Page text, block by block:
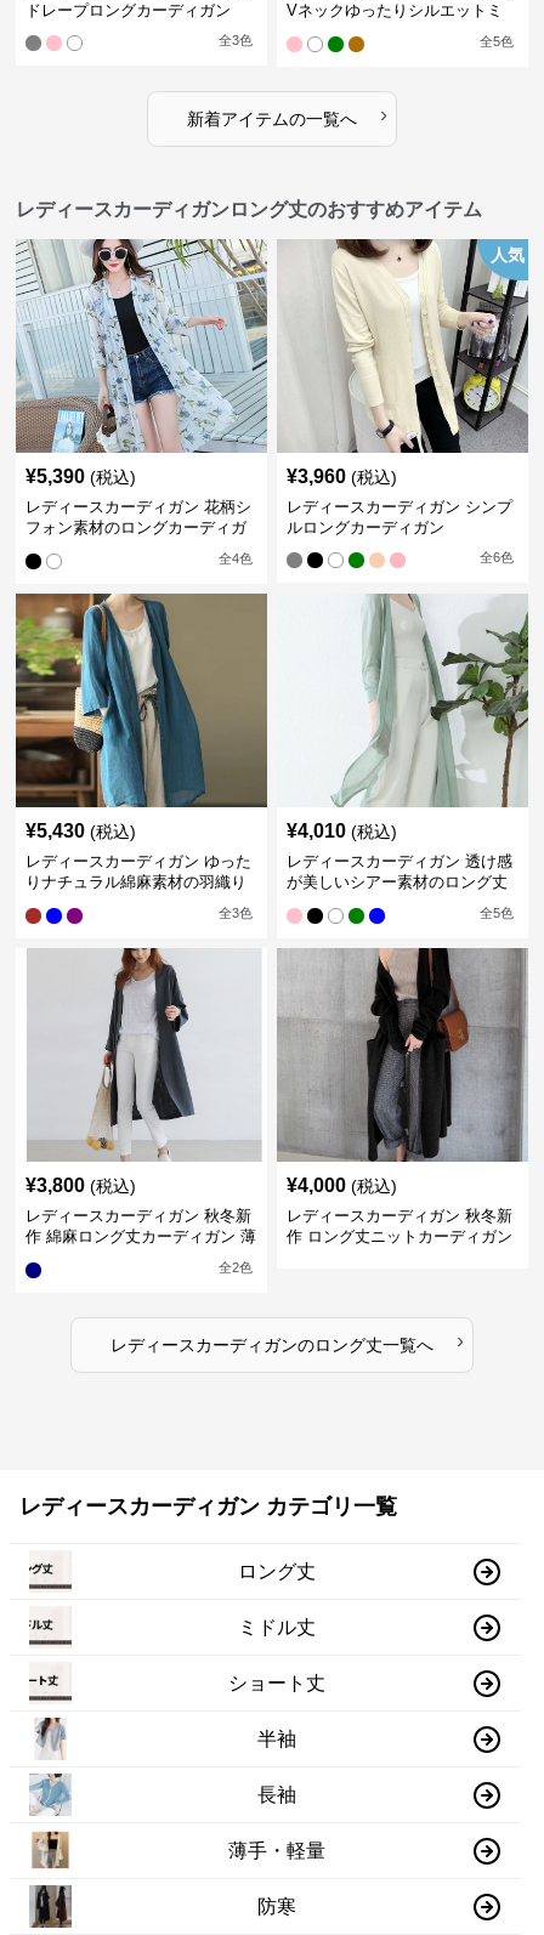
ドレープロングカーディガン
全3色
Vネックゆったりシルエットミ
全5色
新着アイテムの一覧へ ›
レディースカーディガンロング丈のおすすめアイテム
¥5,390 (税込)
レディースカーディガン 花柄シ
フォン素材のロングカーディガ
全4色
人気
¥3,960 (税込)
レディースカーディガン シンプ
ルロングカーディガン
全6色
¥5,430 (税込)
レディースカーディガン ゆった
りナチュラル綿麻素材の羽織り
全3色
¥4,010 (税込)
レディースカーディガン 透け感
が美しいシアー素材のロング丈
全5色
¥3,800 (税込)
レディースカーディガン 秋冬新
作 綿麻ロング丈カーディガン 薄
全2色
¥4,000 (税込)
レディースカーディガン 秋冬新
作 ロング丈ニットカーディガン
レディースカーディガンのロング丈一覧へ ›
レディースカーディガン カテゴリ一覧
ロング丈
ミドル丈
ショート丈
半袖
長袖
薄手・軽量
防寒